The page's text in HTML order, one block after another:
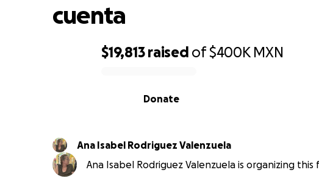
$19,813 raised of$400K MXN
Donate
cuenta
Ana Isabel Rodriguez Valenzuela
Ana Isabel Rodriguez Valenzuela is organizing this